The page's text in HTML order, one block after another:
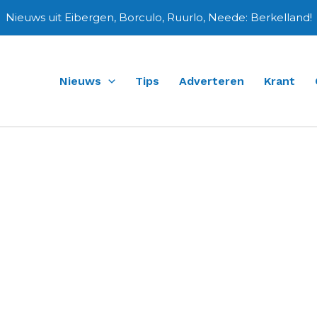
Nieuws uit Eibergen, Borculo, Ruurlo, Neede: Berkelland!
Nieuws Tips Adverteren Krant